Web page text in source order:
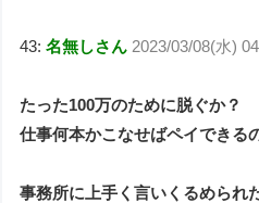
43:名無しさん 2023/03/08(水)
たった100万のために脱ぐか？
仕事何本かこなせばペイできる
事務所に上手く言いくるめられ